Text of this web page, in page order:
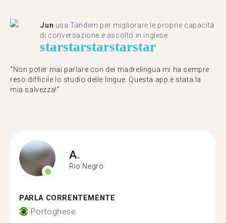
Jun usa Tandem per migliorare le proprie capacità
di conversazione e ascolto in inglese.
starstarstarstarstar
"Non poter mai parlare con dei madrelingua mi ha sempre
reso difficile lo studio delle lingue. Questa app è stata la
mia salvezza!"
A.
Rio Negro
PARLA CORRENTEMENTE
Portoghese